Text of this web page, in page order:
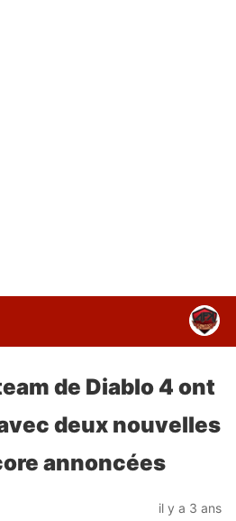
de Diablo 4 ont
deux nouvelles
annoncées
il y a 3 ans